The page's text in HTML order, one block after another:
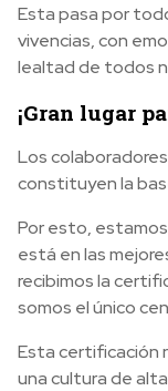
Esta pasa por
vivencias, con
lealtad de todos
¡Gran lugar
Los
constituyen la
Por esto,
está en las
recibimos la
somos el único
Esta certificación
una cultura de